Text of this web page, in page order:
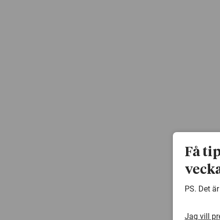
Få
PS. Det
Jag vill